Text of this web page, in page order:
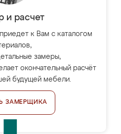
и расчет
к Вам с каталогом
замеры,
окончательный расчёт
будущей мебели.
ЗАМЕРЩИКА